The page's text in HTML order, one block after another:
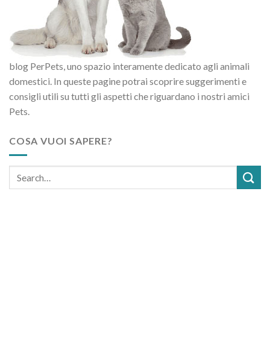
blog PerPets, uno spazio interamente dedicato agli animali
domestici. In queste pagine potrai scoprire suggerimenti e
consigli utili su tutti gli aspetti che riguardano i nostri amici
Pets.
COSA VUOI SAPERE?